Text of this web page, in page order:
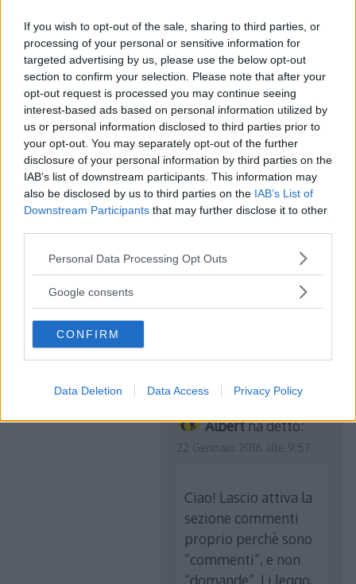
If you wish to opt-out of the sale, sharing to third parties, or
processing of your personal or sensitive information for
targeted advertising by us, please use the below opt-out
section to confirm your selection. Please note that after your
opt-out request is processed you may continue seeing
interest-based ads based on personal information utilized by
us or personal information disclosed to third parties prior to
your opt-out. You may separately opt-out of the further
disclosure of your personal information by third parties on the
IAB’s list of downstream participants. This information may
also be disclosed by us to third parties on the IAB’s List of
Downstream Participants that may further disclose it to other
Please note that this website/app uses one or more Google
not limited to your visit or usage behaviour. You may click to
use your data for below specified purposes in below Google
consent section.
Personal Data Processing Opt Outs
Google consents
CONFIRM
Data Deletion Data Access Privacy Policy
Rispondi
yolo 2ha detto:
15 Dicembre 2015 alle 18:06
io non riesco a capire
perché nonostante ci
commenti (come
rispondano mai ai
Albertha detto:
22 Gennaio 2016 alle 9:57
Ciao! Lascio attiva la
sezione commenti
proprio perchè sono
“commenti”, e non
“domande”. Li leggo,